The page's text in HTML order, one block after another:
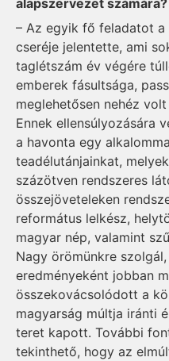
alapszervezet számára?
– Az egyik fő feladatot
cseréje jelentette, ami
taglétszám év végére
emberek fásultsága,
meglehetősen nehéz
Ennek ellensúlyozására
a havonta egy
teadélutánjainkat,
százötven rendszeres
összejöveteleken
református lelkész,
magyar nép, valamint
Nagy örömünkre
eredményeként jobban
összekovácsolódott a
magyarság múltja iránti
teret kapott. További
tekinthető, hogy az